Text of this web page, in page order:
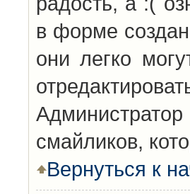
в форме
они легко
смайликов,
Вернуться к